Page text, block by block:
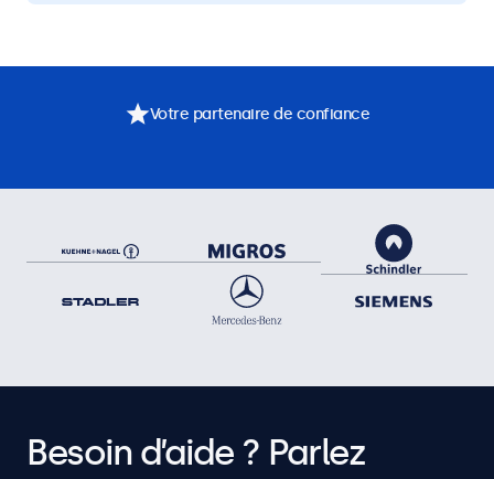
Votre partenaire de confiance
Besoin d’aide ? Parlez